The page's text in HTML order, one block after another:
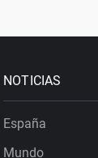
NOTICIAS
España
Mundo